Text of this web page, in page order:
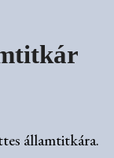
államtitkára.